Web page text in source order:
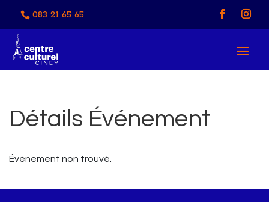
083 21 65 65
Détails Événement
Événement non trouvé.